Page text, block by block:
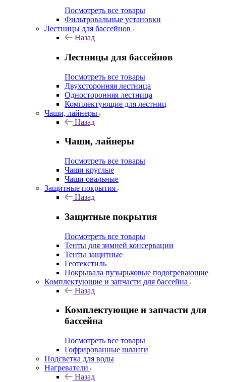
Посмотреть все товары
Фильтровальные установки
Лестницы для бассейнов
Назад
Лестницы для бассейнов
Посмотреть все товары
Двухсторонняя лестница
Односторонняя лестница
Комплектующие для лестниц
Чаши, лайнеры
Назад
Чаши, лайнеры
Посмотреть все товары
Чаши круглые
Чаши овальные
Защитные покрытия
Назад
Защитные покрытия
Посмотреть все товары
Тенты для зимней консервации
Тенты защитные
Геотекстиль
Покрывала пузырьковые подогревающие
Комплектующие и запчасти для бассейна
Назад
Комплектующие и запчасти для
бассейна
Посмотреть все товары
Гофрированные шланги
Подсветка для воды
Нагреватели
Назад